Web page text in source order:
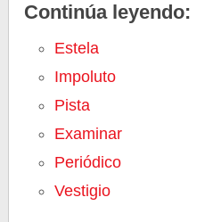
Continúa leyendo:
Estela
Impoluto
Pista
Examinar
Periódico
Vestigio